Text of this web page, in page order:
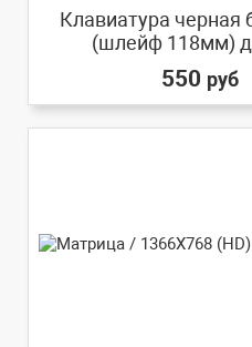
Клавиатура черная
(шлейф 118мм)
550 руб